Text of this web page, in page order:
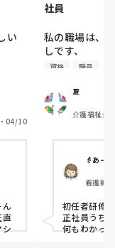
い
にき
が
思
と
・ 04/10
ん
直
シ
社員
私の職場は、
しです、
そんなのあり
資格 職員
夏
介護福祉士
👵あー
看護師,
初任者研修
正社員うち
何もわかっ